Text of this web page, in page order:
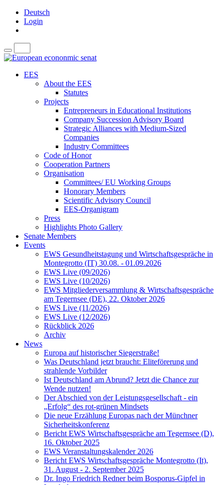
Deutsch
Login
EES
About the EES
Statutes
Projects
Entrepreneurs in Educational Institutions
Company Succession Advisory Board
Strategic Alliances with Medium-Sized
Companies
Industry Committees
Code of Honor
Cooperation Partners
Organisation
Committees/ EU Working Groups
Honorary Members
Scientific Advisory Council
EES-Organigram
Press
Highlights Photo Gallery
Senate Members
Events
EWS Gesundheitstagung und Wirtschaftsgespräche in
Montegrotto (IT) 30.08. - 01.09.2026
EWS Live (09/2026)
EWS Live (10/2026)
EWS Mitgliederversammlung & Wirtschaftsgespräche
am Tegernsee (DE), 22. Oktober 2026
EWS Live (11/2026)
EWS Live (12/2026)
Rückblick 2026
Archiv
News
Europa auf historischer Siegerstraße!
Was Deutschland jetzt braucht: Eliteförerung und
strahlende Vorbilder
Ist Deutschland am Abrund? Jetzt die Chance zur
Wende nutzen!
Der Abschied von der Leistungsgesellschaft - ein
„Erfolg“ des rot-grünen Mindsets
Die neue Erzählung Europas nach der Münchner
Sicherheitskonferenz
Bericht EWS Wirtschaftsgespräche am Tegernsee (D),
16. Oktober 2025
EWS Veranstaltungskalender 2026
Bericht EWS Wirtschaftsgespräche Montegrotto (It),
31. August - 2. September 2025
Dr. Ingo Friedrich Redner beim Bosporus-Gipfel in